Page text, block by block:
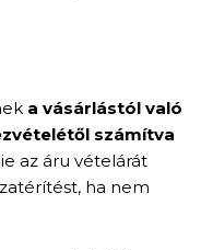
a vásárlástól való
számítva
az áru vételárát
ha nem